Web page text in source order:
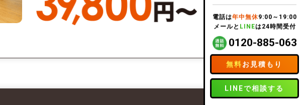
電話は年中無休9:00～19:00
メールと LINEは24時間受付
0120-885-063
無料お見積もり
LINEで相談する